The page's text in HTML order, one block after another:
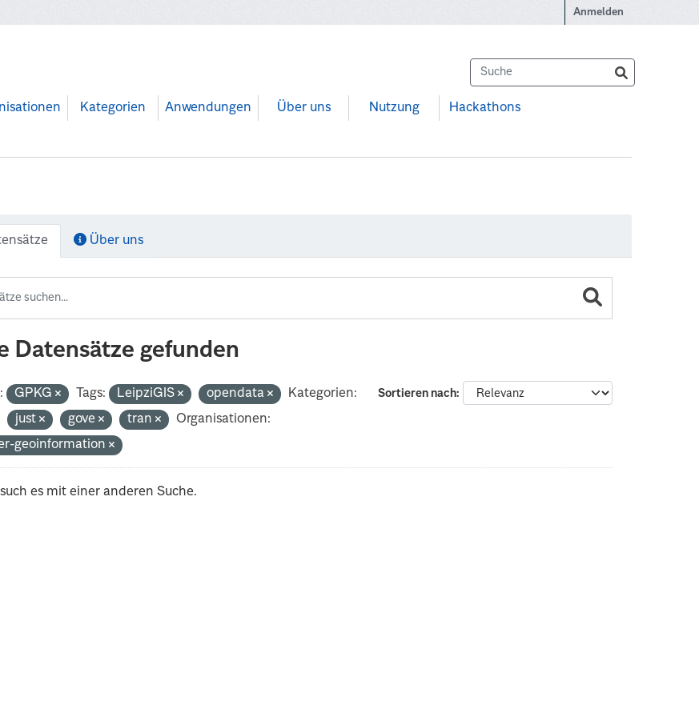
Anmelden
Kategorien Anwendungen Über uns Nutzung Hackathons
Über uns
Datensätze gefunden
Sortieren nach
GPKG Tags: LeipziGIS opendata
Kategorien:
just gove tran
Organisationen:
geoinformation
es mit einer anderen Suche.